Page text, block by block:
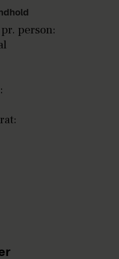
person: